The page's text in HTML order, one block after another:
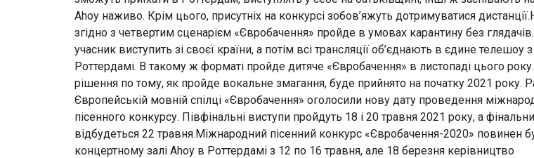
Ahoy наживо. Крім цього, присутніх на конкурсі зобов’яжуть дотримуватися
згідно з четвертим сценарієм «Євробачення» пройде в умовах карантину без
учасник виступить зі своєї країни, а потім всі трансляції об’єднають в єдине телешоу
Роттердамі. В такому ж форматі пройде дитяче «Євробачення» в листопаді цього
рішення по тому, як пройде вокальне змагання, буде прийнято на початку 2021 року.
Європейській мовній спілці «Євробачення» оголосили нову дату проведення
пісенного конкурсу. Півфінальні виступи пройдуть 18 і 20 травня 2021 року, а
відбудеться 22 травня.Міжнародний пісенний конкурс «Євробачення-2020» повинен
концертному залі Ahoy в Роттердамі з 12 по 16 травня, але 18 березня керівництво